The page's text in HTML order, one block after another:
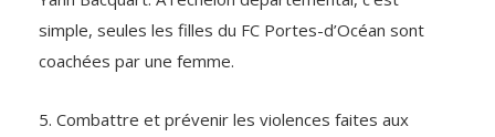
simple, seules les filles du FC Portes-d’Océan sont
coachées par une femme.
5. Combattre et prévenir les violences faites aux